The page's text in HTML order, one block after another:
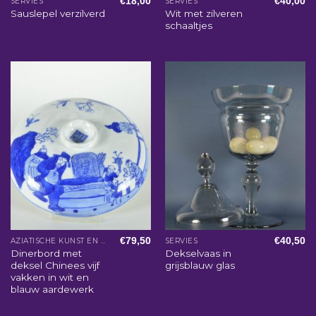
Sauslepel verzilverd
Wit met zilveren
schaaltjes
AZIATISCHE KUNST EN WOONACCESSOIRES
Dinerbord met
deksel Chinees vijf
vakken in wit en
blauw aardewerk
€79,50 SERVIES
Dekselvaas in
grijsblauw glas
€40,50